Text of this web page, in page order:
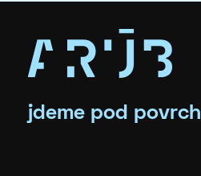
jdeme pod povrch